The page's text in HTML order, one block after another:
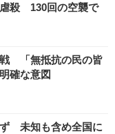
殺 130回の空襲で
「無抵抗の民の皆
確な意図
未知も含め全国に